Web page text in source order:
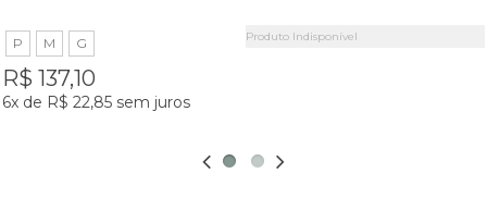
P M G
R$ 137,10
6x de R$ 22,85 sem juros
Produto Indisponível